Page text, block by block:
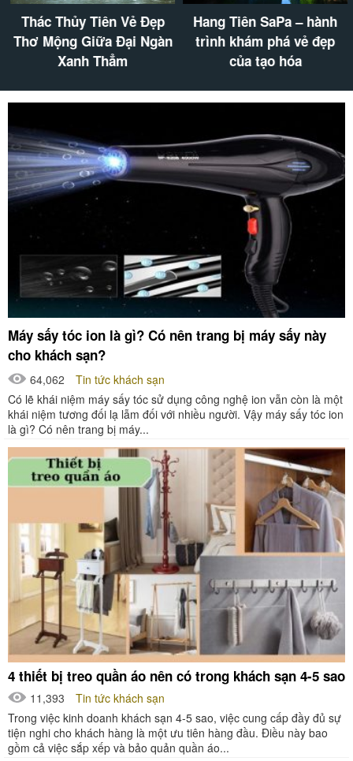
Thác Thủy Tiên Vẻ Đẹp
Thơ Mộng Giữa Đại Ngàn
Xanh Thẳm
Hang Tiên SaPa – hành
trình khám phá vẻ đẹp
của tạo hóa
Máy sấy tóc ion là gì? Có nên trang bị máy sấy này
cho khách sạn?
64,062
Tin tức khách sạn
Có lẽ khái niệm máy sấy tóc sử dụng công nghệ ion vẫn còn là một
khái niệm tương đối lạ lẫm đối với nhiều người. Vậy máy sấy tóc ion
là gì? Có nên trang bị máy...
4 thiết bị treo quần áo nên có trong khách sạn 4-5 sao
11,393
Tin tức khách sạn
Trong việc kinh doanh khách sạn 4-5 sao, việc cung cấp đầy đủ sự
tiện nghi cho khách hàng là một ưu tiên hàng đầu. Điều này bao
gồm cả việc sắp xếp và bảo quản quần áo...